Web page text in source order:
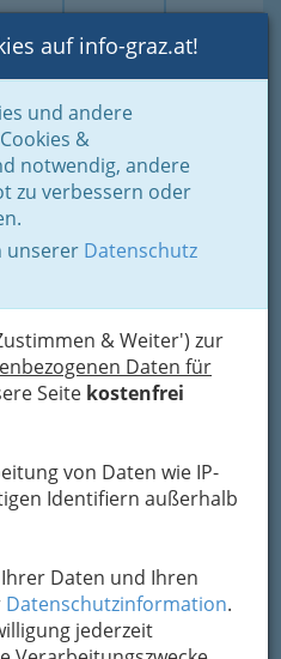
Login Toggle
auf info-graz.at!
und andere
&
notwendig, andere
zu verbessern oder
unserer Datenschutz
& Weiter') zur
Daten für
Seite kostenfrei
von Daten wie IP-
Identifiern außerhalb
Daten und Ihren
Datenschutzinformation.
jederzeit
Autolackierereien - Autokliniken
Auf
Autolackierereien, falls
angesagt ist.